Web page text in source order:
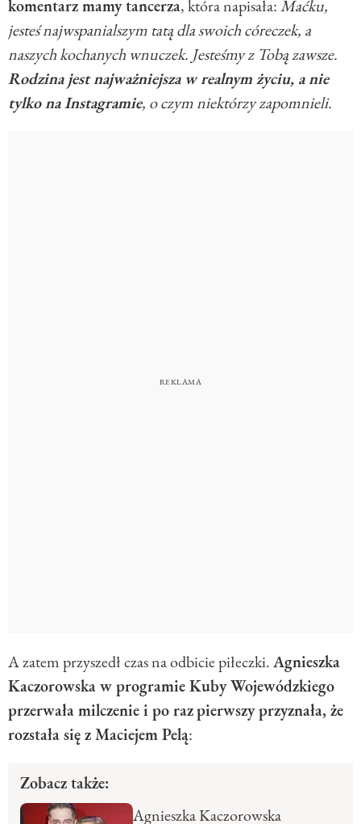
komentarz mamy tancerza, która napisała:Maćku,
jesteś najwspanialszym tatą dla swoich córeczek, a
naszych kochanych wnuczek. Jesteśmy z Tobą zawsze.
Rodzina jest najważniejsza w realnym życiu, a nie
tylko na Instagramie, o czym niektórzy zapomnieli.
A zatem przyszedł czas na odbicie piłeczki.Agnieszka
Kaczorowska w programie Kuby Wojewódzkiego
przerwała milczenie i po razpierwszy przyznała, że
rozstała się z Maciejem Pelą:
Zobacz także:
Agnieszka Kaczorowska